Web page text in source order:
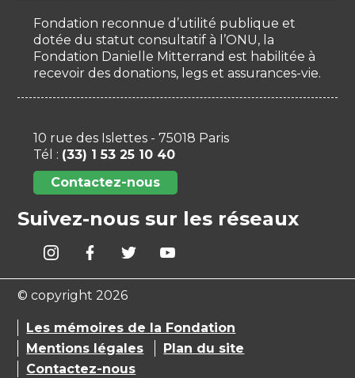
Fondation reconnue d’utilité publique et
dotée du statut consultatif à l’ONU, la
Fondation Danielle Mitterrand est habilitée à
recevoir des donations, legs et assurances-vie.
10 rue des Islettes - 75018 Paris
Tél : (33) 1 53 25 10 40
Contactez-nous
Suivez-nous sur les réseaux
© copyright 2026
Les mémoires de la Fondation
Mentions légales
Plan du site
Contactez-nous